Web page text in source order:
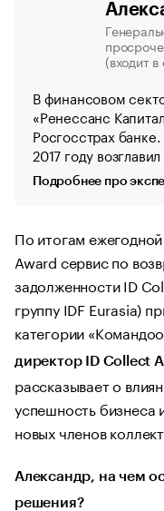
(входит
В финансовом
«Ренессанс
Росгосстрах
2017 году
Подробнее про
По итогам
Award cервис по
задолженности ID
группу IDF Eurasia)
категории
директор ID Collect
рассказывает о
успешность бизнеса
новых членов
Александр, на чем
решения?